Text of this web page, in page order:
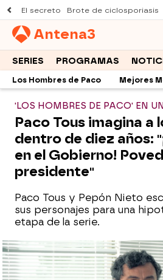
El secreto Brote de ciclosporiasis
Antena3
SERIES PROGRAMAS
Los Hombres de Paco Mejores
'LOS HOMBRES DE PACO' EN
Paco Tous imagina a
dentro de diez años:
en el Gobierno!
presidente"
Paco Tous y Pepón Nieto
sus personajes para una
etapa de la serie.